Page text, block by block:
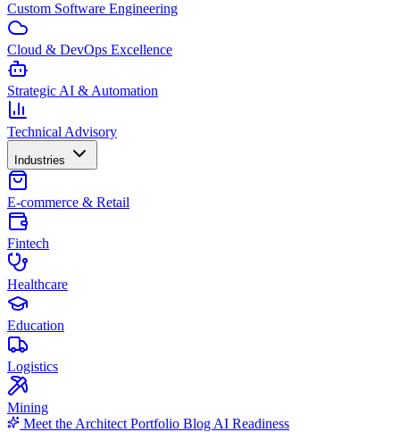
Custom Software Engineering
Cloud & DevOps Excellence
Strategic AI & Automation
Technical Advisory
Industries
E-commerce & Retail
Fintech
Healthcare
Education
Logistics
Mining
Meet the Architect Portfolio Blog AI Readiness